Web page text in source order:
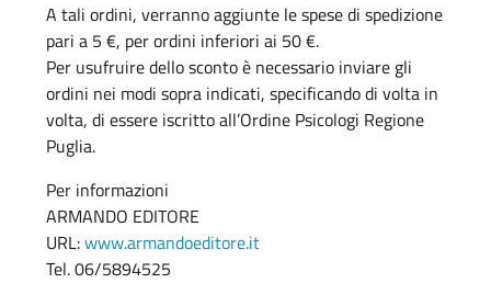
A tali ordini, verranno aggiunte le spese di spedizione
pari a 5 €, per ordini inferiori ai 50 €.
Per usufruire dello sconto è necessario inviare gli
ordini nei modi sopra indicati, specificando di volta in
volta, di essere iscritto all’Ordine Psicologi Regione
Puglia.
Per informazioni
ARMANDO EDITORE
URL:www.armandoeditore.it
Tel. 06/5894525